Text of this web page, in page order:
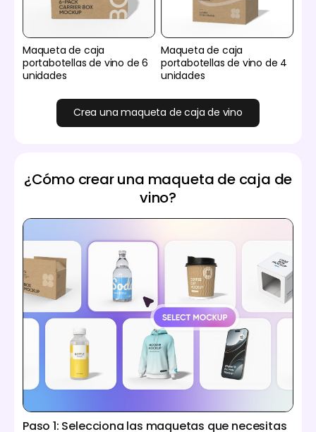
Maqueta de caja
portabotellas de vino de 6
unidades
Maqueta de caja
portabotellas de vino de 4
unidades
Crea una maqueta de caja de vino
¿Cómo crear una maqueta de caja de
vino?
Paso 1: Selecciona las maquetas que necesitas